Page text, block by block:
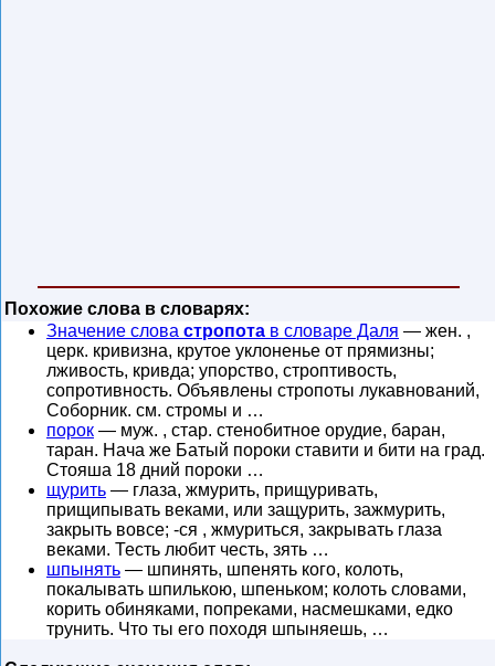
Похожие слова в словарях:
Значение слова стропота в словаре Даля — жен. ,
церк. кривизна, крутое уклоненье от прямизны;
лживость, кривда; упорство, строптивость,
сопротивность. Объявлены стропоты лукавнований,
Соборник. см. стромы и …
порок — муж. , стар. стенобитное орудие, баран,
таран. Нача же Батый пороки ставити и бити на град.
Стояша 18 дний пороки …
щурить — глаза, жмурить, прищуривать,
прищипывать веками, или защурить, зажмурить,
закрыть вовсе; -ся , жмуриться, закрывать глаза
веками. Тесть любит честь, зять …
шпынять — шпинять, шпенять кого, колоть,
покалывать шпилькою, шпеньком; колоть словами,
корить обиняками, попреками, насмешками, едко
трунить. Что ты его походя шпыняешь, …